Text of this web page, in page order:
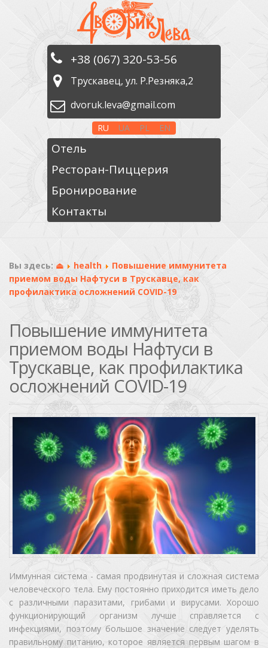
+38 (067) 320-53-56
Трускавец, ул. Р.Резняка,2
dvoruk.leva@gmail.com
RU UA PL EN
Отель
Ресторан-Пиццерия
Бронирование
Контакты
Вы здесь: ⏏ health
Повышение иммунитета
приемом воды Нафтуси в Трускавце, как
профилактика осложнений COVID-19
Повышение иммунитета
приемом воды Нафтуси в
Трускавце, как профилактика
осложнений COVID-19
Иммунная система - самая продвинутая и сложная система
человеческого тела. Ему постоянно приходится иметь дело
с различными паразитами, грибами и вирусами. Хорошо
функционирующий организм лучше справляется с
инфекциями, поэтому большое значение следует уделять
правильному питанию, которое является первым шагом в